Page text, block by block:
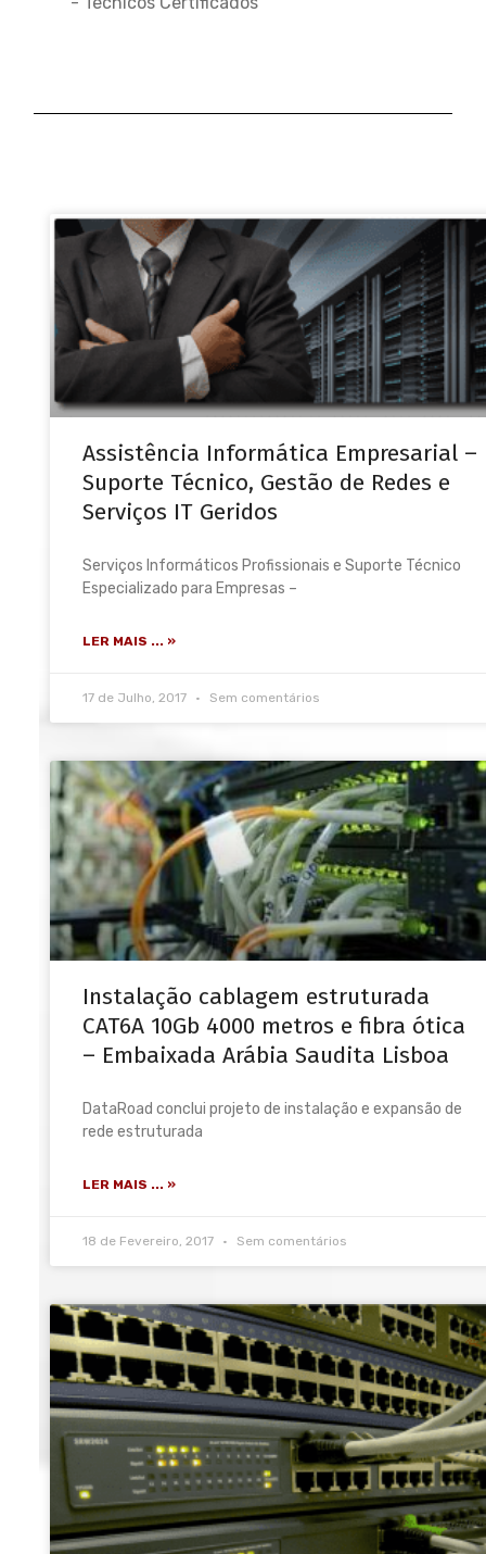
Assistência Informática Empresarial –
Suporte Técnico, Gestão de Redes e
Serviços IT Geridos
Serviços Informáticos Profissionais e Suporte Técnico
Especializado para Empresas –
LER MAIS ... »
17 de Julho, 2017 Sem comentários
Instalação cablagem estruturada
CAT6A 10Gb 4000 metros e fibra ótica
– Embaixada Arábia Saudita Lisboa
DataRoad conclui projeto de instalação e expansão de
rede estruturada
LER MAIS ... »
18 de Fevereiro, 2017 Sem comentários